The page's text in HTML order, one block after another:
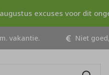
vakantie. Niet
excuses voor dit